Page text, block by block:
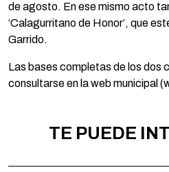
de agosto. En ese mismo acto
‘Calagurritano de Honor’, que
Garrido.
Las bases completas de los dos
consultarse en la web municipal
TE PUEDE